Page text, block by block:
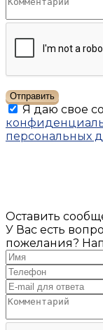
Отправить
Я даю свое
персональных
Оставить
У Вас есть
пожелания?